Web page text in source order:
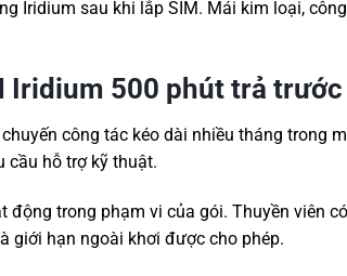
Iridium sau khi lắp SIM. Mái kim loại,
Iridium 500 phút trả trước
công tác kéo dài nhiều tháng trong
cầu hỗ trợ kỹ thuật.
động trong phạm vi của gói. Thuyền viên
giới hạn ngoài khơi được cho phép.